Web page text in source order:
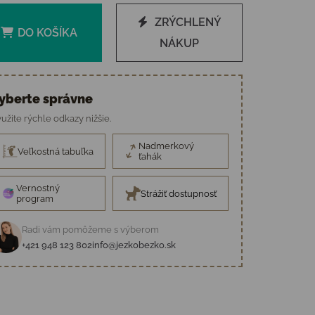
DO KOŠÍKA
ZRÝCHLENÝ
NÁKUP
správne
rýchle odkazy nižšie.
Veľkostná tabuľka
Nadmerkový
ťahák
Vernostný
program
Strážiť dostupnosť
Radi vám pomôžeme s výberom
+421 948 123 802info@jezkobezko.sk